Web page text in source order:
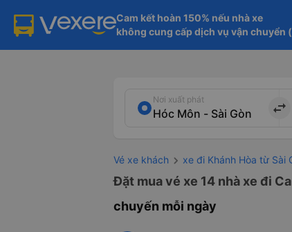
Cam kết hoàn 150% nếu nhà xe
không cung cấp dịch vụ vận chuyển
Nơi xuất phát
import_export
Vé xe khách xe đi Khánh Hòa từ Sài
Đặt mua vé xe 14 nhà xe đi
chuyến mỗi ngày